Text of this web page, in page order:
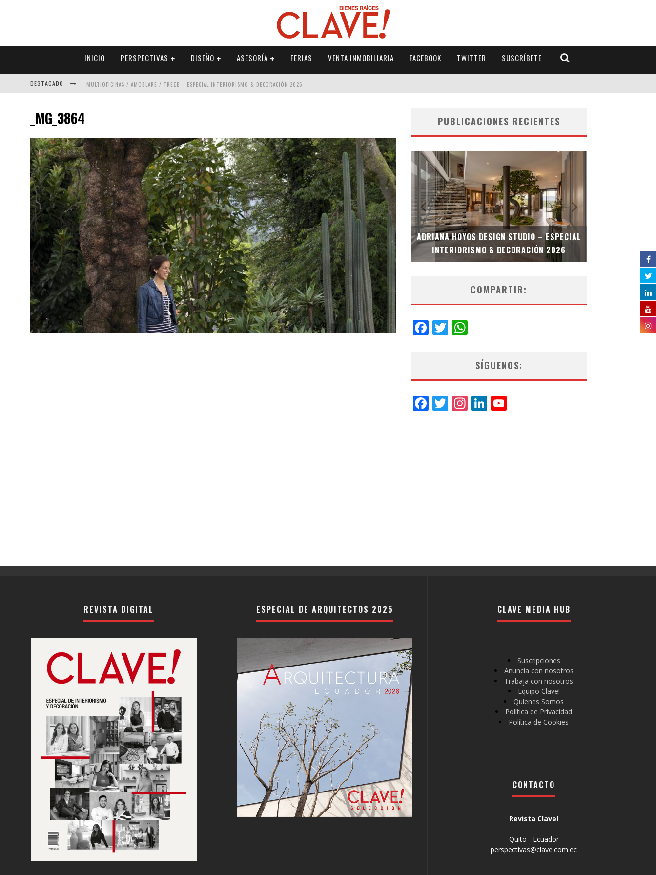
INICIO PERSPECTIVAS DISEÑO ASESORÍA FERIAS VENTA INMOBILIARIA FACEBOOK TWITTER SUSCRÍBETE
DESTACADO MULTIOFICINAS / AMOBLARE / TREZE – ESPECIAL INTERIORISMO & DECORACIÓN 2026
ADRIANA HOYOS DESIGN STUDIO – ESPECIAL INTERIORISMO & DECORACIÓN 2026
_MG_3864 PUBLICACIONES RECIENTES
MUBB DESIGN STUDIO – ESPECIAL
INTERIORISMO & DECORACIÓN 2026
ADRIANA HOYOS DESIGN STUDIO – ESPECIAL
INTERIORISMO & DECORACIÓN 2026
COMPARTIR:
Facebook
Twitter
SÍGUENOS:
Facebook
Twitter
Instagram
LinkedIn
REVISTA DIGITAL ESPECIAL DE ARQUITECTOS 2025 CLAVE MEDIA HUB
Suscripciones
Anuncia con nosotros
Trabaja con nosotros
Equipo Clave!
Quienes Somos
Política de Privacidad
Política de Cookies
CONTACTO
Revista Clave!
Quito - Ecuador
perspectivas@clave.com.ec